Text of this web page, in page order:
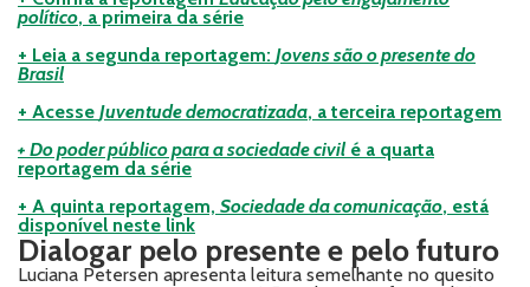
político, a primeira da série
+ Leia a segunda reportagem: Jovens são o presente do
Brasil
+ Acesse Juventude democratizada, a terceira reportagem
+ Do poder público para a sociedade civilé a quarta
reportagem da série
+ A quinta reportagem, Sociedade da comunicação, está
disponível neste link
Dialogar pelo presente e pelo futuro
Luciana Petersen apresenta leitura semelhante no quesito